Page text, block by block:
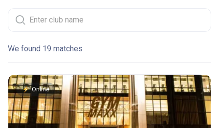
We found 19 matches
Online